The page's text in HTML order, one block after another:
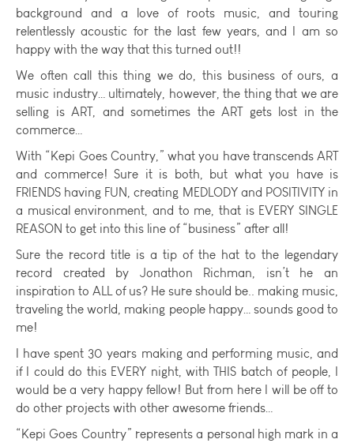
background and a love of roots music, and touring
relentlessly acoustic for the last few years, and I am so
happy with the way that this turned out!!
We often call this thing we do, this business of ours, a
music industry… ultimately, however, the thing that we are
selling is ART, and sometimes the ART gets lost in the
commerce…
With “Kepi Goes Country,” what you have transcends ART
and commerce! Sure it is both, but what you have is
FRIENDS having FUN, creating MEDLODY and POSITIVITY in
a musical environment, and to me, that is EVERY SINGLE
REASON to get into this line of “business” after all!
Sure the record title is a tip of the hat to the legendary
record created by Jonathon Richman, isn’t he an
inspiration to ALL of us? He sure should be.. making music,
traveling the world, making people happy… sounds good to
me!
I have spent 30 years making and performing music, and
if I could do this EVERY night, with THIS batch of people, I
would be a very happy fellow! But from here I will be off to
do other projects with other awesome friends…
“Kepi Goes Country” represents a personal high mark in a